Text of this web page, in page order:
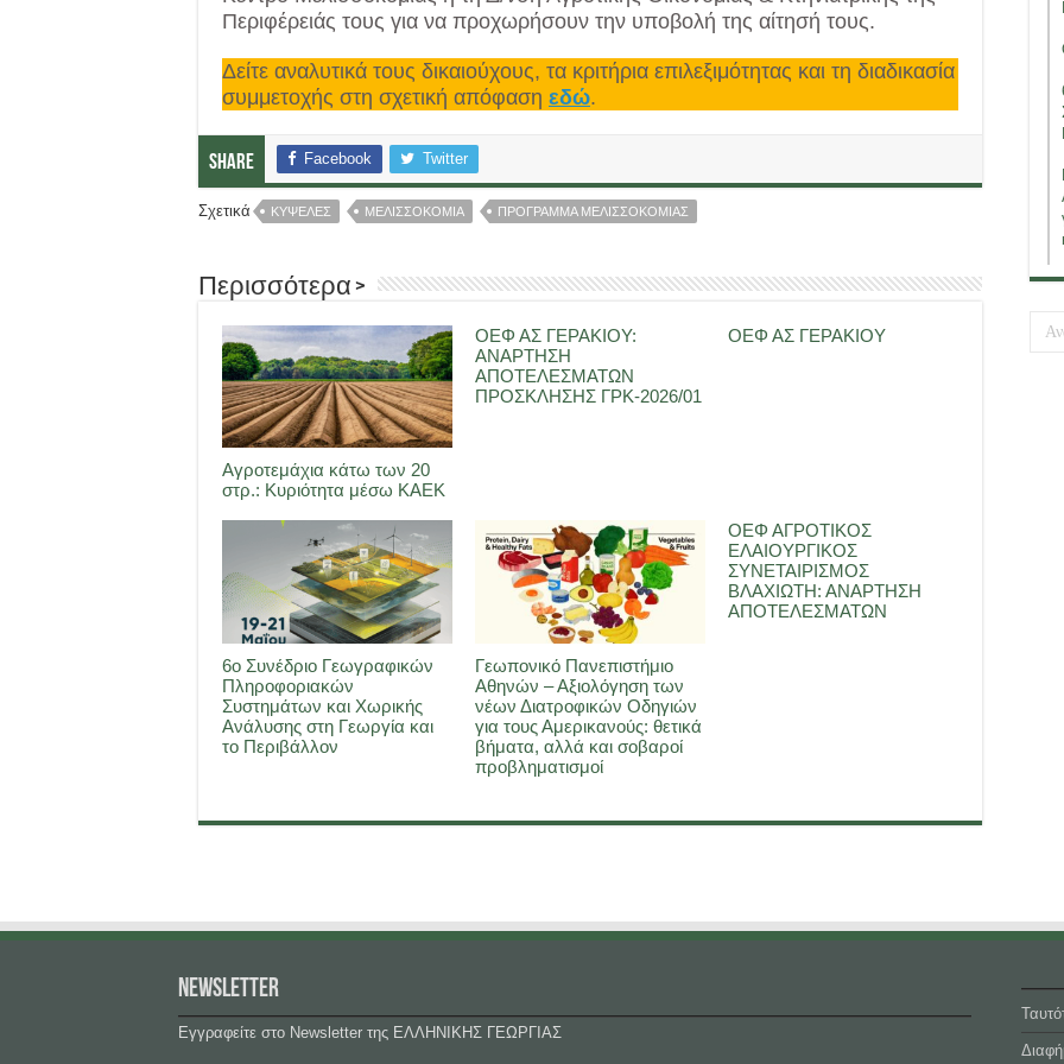
Περιφέρειάς τους για να προχωρήσουν την υποβολή της αίτησή τους.
Δείτε αναλυτικά τους δικαιούχους, τα κριτήρια επιλεξιμότητας και τη διαδικασία
συμμετοχής στη σχετική απόφαση εδώ.
Share Facebook Twitter
Σχετικά ΚΥΨΕΛΕΣ ΜΕΛΙΣΣΟΚΟΜΙΑ ΠΡΟΓΡΑΜΜΑ ΜΕΛΙΣΣΟΚΟΜΙΑΣ
Περισσότερα >
Αγροτεμάχια κάτω των 20
στρ.: Κυριότητα μέσω ΚΑΕΚ
ΟΕΦ ΑΣ ΓΕΡΑΚΙΟΥ:
ΑΝΑΡΤΗΣΗ
ΑΠΟΤΕΛΕΣΜΑΤΩΝ
ΠΡΟΣΚΛΗΣΗΣ ΓΡΚ-2026/01
ΟΕΦ ΑΣ ΓΕΡΑΚΙΟΥ
6ο Συνέδριο Γεωγραφικών
Πληροφοριακών
Συστημάτων και Χωρικής
Ανάλυσης στη Γεωργία και
το Περιβάλλον
Γεωπονικό Πανεπιστήμιο
Αθηνών – Αξιολόγηση των
νέων Διατροφικών Οδηγιών
για τους Αμερικανούς: θετικά
βήματα, αλλά και σοβαροί
προβληματισμοί
ΟΕΦ ΑΓΡΟΤΙΚΟΣ
ΕΛΑΙΟΥΡΓΙΚΟΣ
ΣΥΝΕΤΑΙΡΙΣΜΟΣ
ΒΛΑΧΙΩΤΗ: ΑΝΑΡΤΗΣΗ
ΑΠΟΤΕΛΕΣΜΑΤΩΝ
NEWSLETTER
Εγγραφείτε στο Newsletter της ΕΛΛΗΝΙΚΗΣ ΓΕΩΡΓΙΑΣ